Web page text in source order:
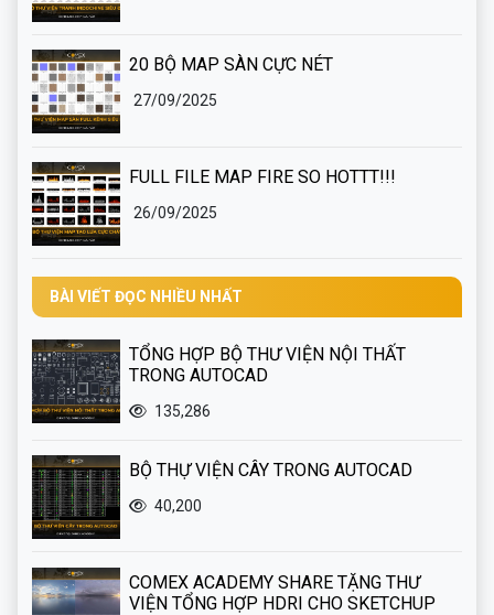
20 BỘ MAP SÀN CỰC NÉT
27/09/2025
FULL FILE MAP FIRE SO HOTTT!!!
26/09/2025
BÀI VIẾT ĐỌC NHIỀU NHẤT
TỔNG HỢP BỘ THƯ VIỆN NỘI THẤT
TRONG AUTOCAD
135,286
BỘ THỰ VIỆN CÂY TRONG AUTOCAD
40,200
COMEX ACADEMY SHARE TẶNG THƯ
VIỆN TỔNG HỢP HDRI CHO SKETCHUP